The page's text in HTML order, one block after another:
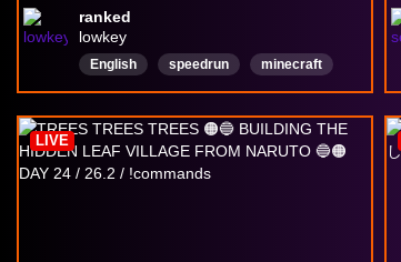
ranked
lowkey
English speedrun minecraft
LIVE